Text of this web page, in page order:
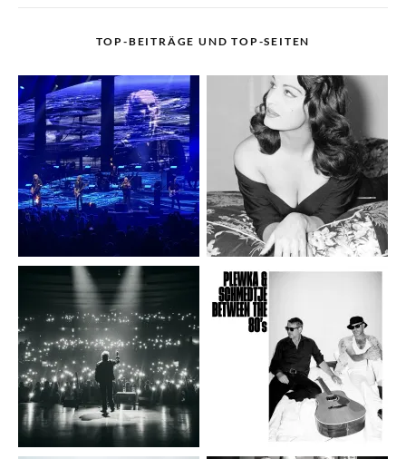
TOP-BEITRÄGE UND TOP-SEITEN